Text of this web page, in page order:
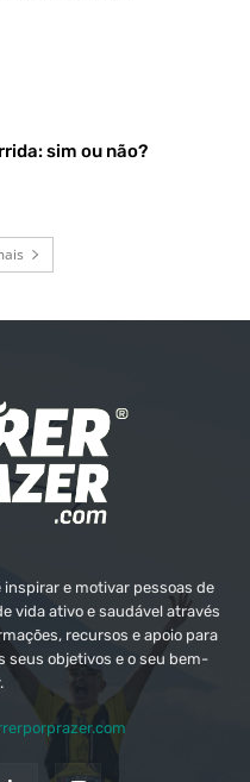
sim ou não?
e motivar pessoas de
vida ativo e saudável através
recursos e apoio para
seus objetivos e o seu bem-